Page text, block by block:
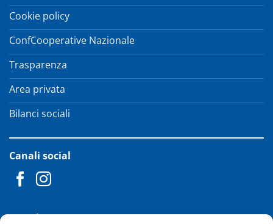
Cookie policy
ConfCooperative Nazionale
Trasparenza
Area privata
Bilanci sociali
Canali social
Newsletter